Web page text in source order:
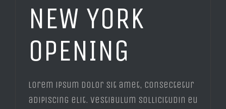
NEW YORK
OPENING
Lorem ipsum dolor sit amet, consectetur
adipiscing elit. Vestibulum sollicitudin eu